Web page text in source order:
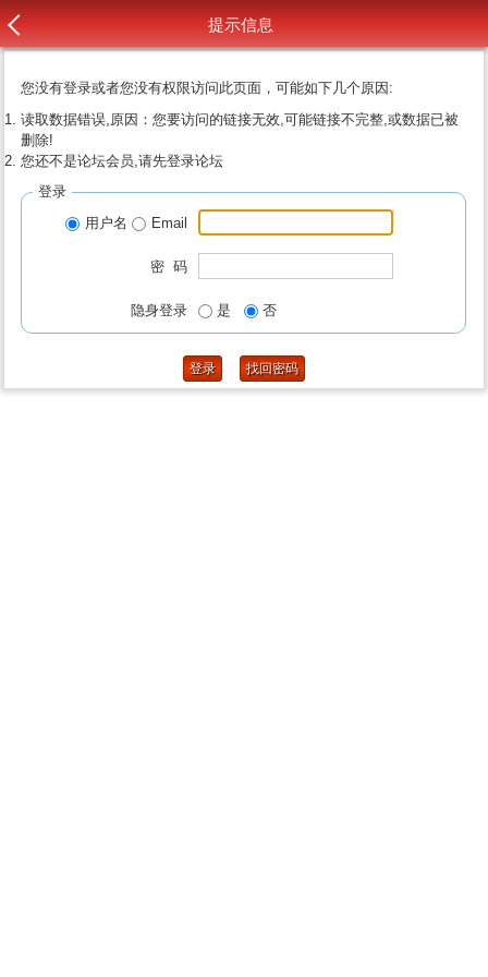
提示信息
您没有登录或者您没有权限访问此页面，可能如下几个原因:
读取数据错误,原因：您要访问的链接无效,可能链接不完整,或数据已被
删除!
您还不是论坛会员,请先登录论坛
登录
用户名
Email
密 码
隐身登录 是 否